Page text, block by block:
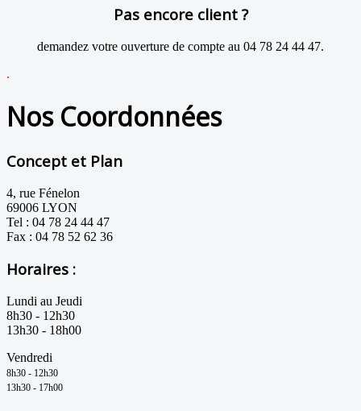
Pas encore client ?
demandez votre ouverture de compte au 04 78 24 44 47.
.
Nos Coordonnées
Concept et Plan
4, rue Fénelon
69006 LYON
Tel : 04 78 24 44 47
Fax : 04 78 52 62 36
Horaires :
Lundi au Jeudi
8h30 - 12h30
13h30 - 18h00
Vendredi
8h30 - 12h30
13h30 - 17h00